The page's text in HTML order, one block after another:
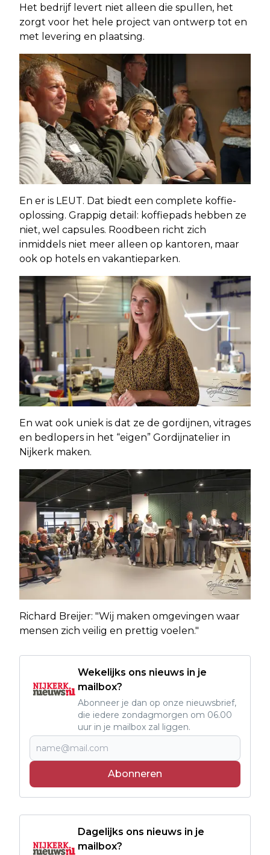
Het bedrijf levert niet alleen die spullen, het
zorgt voor het hele project van ontwerp tot en
met levering en plaatsing.
En er is LEUT. Dat biedt een complete koffie-
oplossing. Grappig detail: koffiepads hebben ze
niet, wel capsules. Roodbeen richt zich
inmiddels niet meer alleen op kantoren, maar
ook op hotels en vakantieparken.
En wat ook uniek is dat ze de gordijnen, vitrages
en bedlopers in het “eigen” Gordijnatelier in
Nijkerk maken.
Richard Breijer: "Wij maken omgevingen waar
mensen zich veilig en prettig voelen."
Wekelijks ons nieuws in je
mailbox?
Abonneer je dan op onze nieuwsbrief,
die iedere zondagmorgen om 06.00
uur in je mailbox zal liggen.
Abonneren
Dagelijks ons nieuws in je
mailbox?